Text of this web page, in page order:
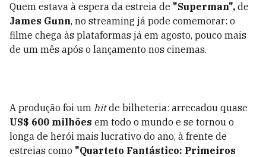
Quem estava à espera da estreia de "Superman", de
James Gunn, no streaming já pode comemorar: o
filme chega às plataformas já em agosto, pouco mais
de um mês após o lançamento nos cinemas.
A produção foi um hitde bilheteria: arrecadou quase
US$ 600 milhões em todo o mundo e se tornou o
longa de herói mais lucrativo do ano, à frente de
estreias como "Quarteto Fantástico: Primeiros